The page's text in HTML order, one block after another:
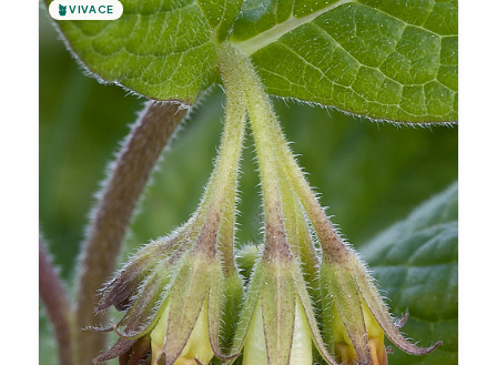
🪴VIVACE